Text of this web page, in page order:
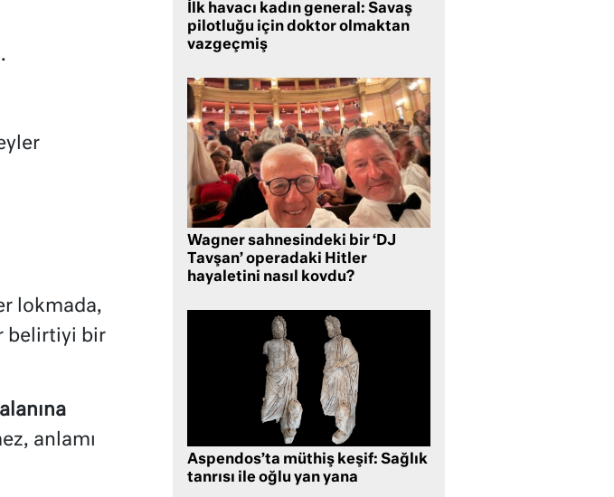
lokmada,
belirtiyi bir
anlamı
İlk havacı kadın general: Savaş
pilotluğu için doktor olmaktan
vazgeçmiş
Wagner sahnesindeki bir ‘DJ
Tavşan’ operadaki Hitler
hayaletini nasıl kovdu?
Aspendos’ta müthiş keşif: Sağlık
tanrısı ile oğlu yan yana